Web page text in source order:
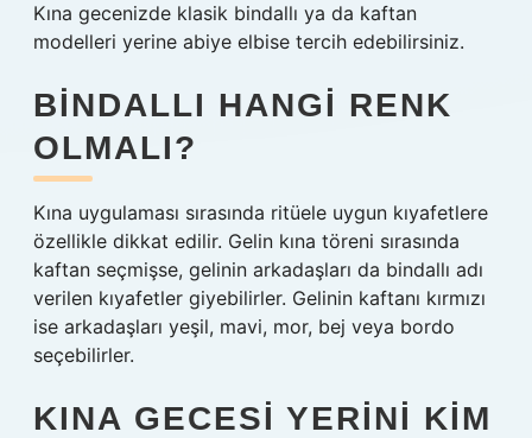
Kına gecenizde klasik bindallı ya da kaftan
modelleri yerine abiye elbise tercih edebilirsiniz.
BINDALLI HANGI RENK
OLMALI?
Kına uygulaması sırasında ritüele uygun kıyafetlere
özellikle dikkat edilir. Gelin kına töreni sırasında
kaftan seçmişse, gelinin arkadaşları da bindallı adı
verilen kıyafetler giyebilirler. Gelinin kaftanı kırmızı
ise arkadaşları yeşil, mavi, mor, bej veya bordo
seçebilirler.
KINA GECESI YERINI KIM